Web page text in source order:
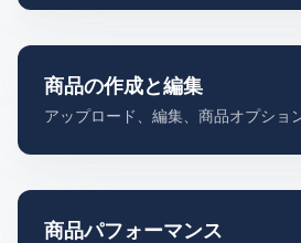
商品の作成と編集
アップロード、編集、商品オプショ
商品パフォーマンス